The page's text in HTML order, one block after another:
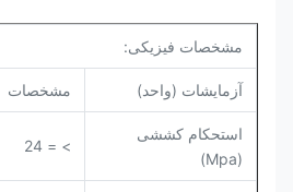
مشخصات فیزیکی:
آزمایشات (واحد) مشخصات
استحکام کششی
(Mpa)
> = 24